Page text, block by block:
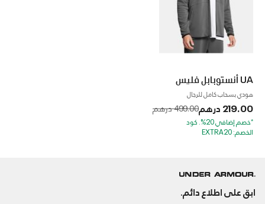
UA أنستوبابل فليس
هودي بسحاب كامل للرجال
219.00 درهم Price reduced from
499.00 درهم to
*خصم إضافي 20%. كود
الخصم: EXTRA20
ابق على اطلاع دائم.